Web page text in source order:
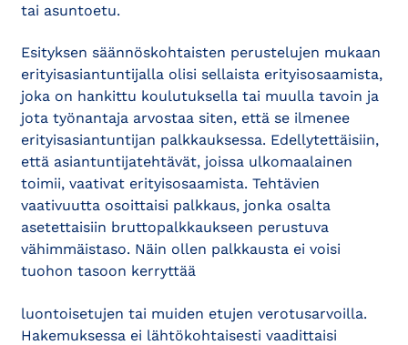
tai asuntoetu.
Esityksen säännöskohtaisten perustelujen mukaan
erityisasiantuntijalla olisi sellaista erityisosaamista,
joka on hankittu koulutuksella tai muulla tavoin ja
jota työnantaja arvostaa siten, että se ilmenee
erityisasiantuntijan palkkauksessa. Edellytettäisiin,
että asiantuntijatehtävät, joissa ulkomaalainen
toimii, vaativat erityisosaamista. Tehtävien
vaativuutta osoittaisi palkkaus, jonka osalta
asetettaisiin bruttopalkkaukseen perustuva
vähimmäistaso. Näin ollen palkkausta ei voisi
tuohon tasoon kerryttää
luontoisetujen tai muiden etujen verotusarvoilla.
Hakemuksessa ei lähtökohtaisesti vaadittaisi